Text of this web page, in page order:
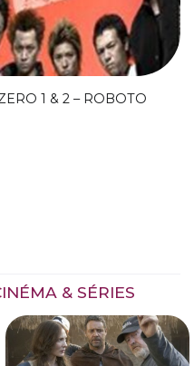
1 & 2 – ROBOTO
& SÉRIES